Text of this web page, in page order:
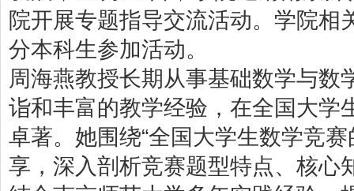
院开展专题指导交流活动。学院相
分本科生参加活动。
周海燕教授长期从事基础数学与数
诣和丰富的教学经验，在全国大学
卓著。她围绕“全国大学生数学竞
享，深入剖析竞赛题型特点、核心